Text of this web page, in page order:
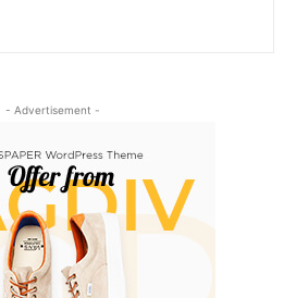
- Advertisement -